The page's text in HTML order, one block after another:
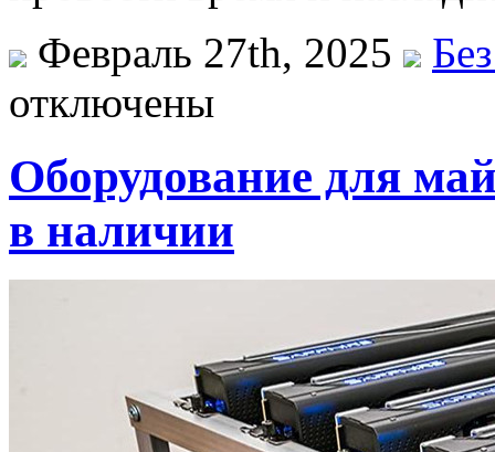
Февраль 27th, 2025
отключены
Оборудование для
в наличии